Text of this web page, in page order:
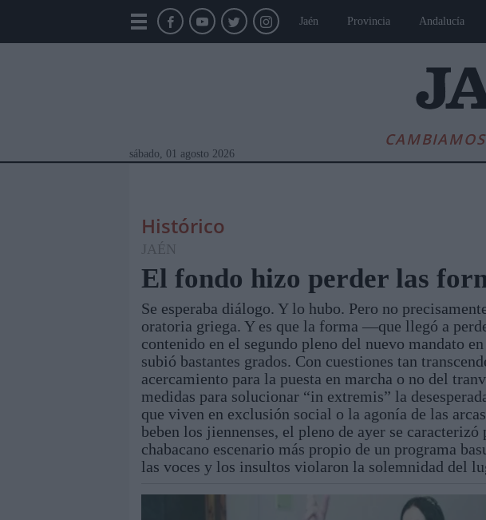
Jaén Provincia Andalucía
sábado, 01 agosto 2026
Módulos Portada Jaén Provincia Linares Andalucía
Histórico
JAÉN
El fondo hizo perder las
Se esperaba diálogo. Y lo hubo. Pero no
oratoria griega. Y es que la forma —que llegó a
contenido en el segundo pleno del nuevo mandato
subió bastantes grados. Con cuestiones tan
acercamiento para la puesta en marcha o no del
medidas para solucionar “in extremis” la
que viven en exclusión social o la agonía de las
beben los jiennenses, el pleno de ayer se
chabacano escenario más propio de un programa
las voces y los insultos violaron la solemnidad del